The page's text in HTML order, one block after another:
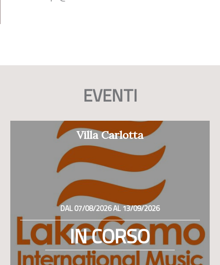
EVENTI
Villa Carlotta
DAL 07/08/2026 AL 13/09/2026
IN CORSO